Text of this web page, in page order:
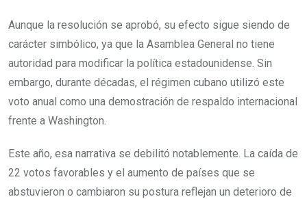
Aunque la resolución se aprobó, su efecto sigue siendo de
carácter simbólico, ya que la Asamblea General no tiene
autoridad para modificar la política estadounidense. Sin
embargo, durante décadas, el régimen cubano utilizó este
voto anual como una demostración de respaldo internacional
frente a Washington.
Este año, esa narrativa se debilitó notablemente. La caída de
22 votos favorables y el aumento de países que se
abstuvieron o cambiaron su postura reflejan un deterioro de